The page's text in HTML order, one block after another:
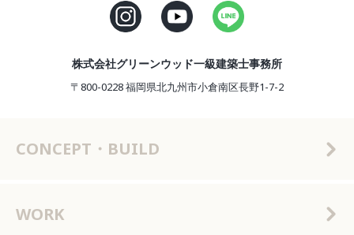
株式会社グリーンウッド一級建築士事務所
〒800-0228 福岡県北九州市小倉南区長野1-7-2
CONCEPT・BUILD
WORK